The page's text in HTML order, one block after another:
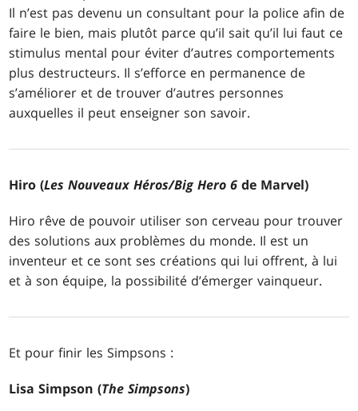
Il n’est pas devenu un consultant pour la police afin de
faire le bien, mais plutôt parce qu’il sait qu’il lui faut ce
stimulus mental pour éviter d’autres comportements
plus destructeurs. Il s’efforce en permanence de
s’améliorer et de trouver d’autres personnes
auxquelles il peut enseigner son savoir.
Hiro (Les Nouveaux Héros/Big Hero 6 de Marvel)
Hiro rêve de pouvoir utiliser son cerveau pour trouver
des solutions aux problèmes du monde. Il est un
inventeur et ce sont ses créations qui lui offrent, à lui
et à son équipe, la possibilité d’émerger vainqueur.
Et pour finir les Simpsons :
Lisa Simpson (The Simpsons)